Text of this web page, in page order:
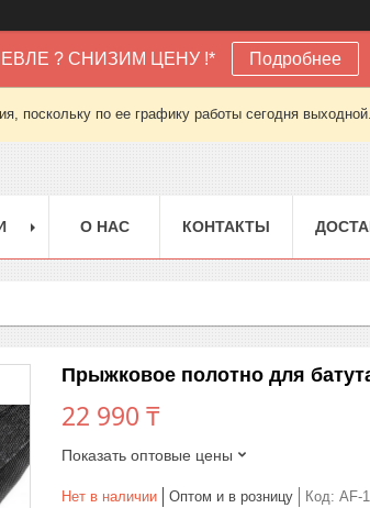
? СНИЗИМ ЦЕНУ !* Подробнее
поскольку по ее графику работы сегодня
О НАС КОНТАКТЫ
Прыжковое полотно для
22 990 ₸
Показать оптовые цены
Нет в наличии Оптом и в розницу Код: AF-